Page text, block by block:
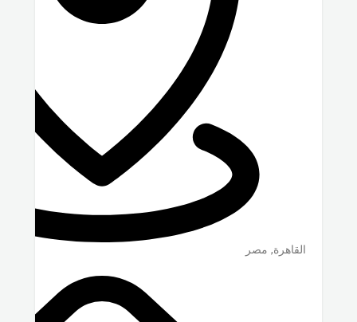
القاهرة, مصر